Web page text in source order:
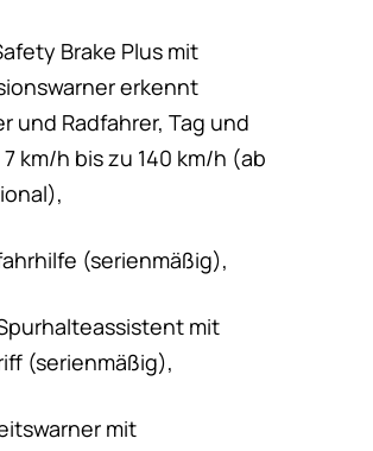
Brake Plus mit
erkennt
und Radfahrer, Tag und
km/h bis zu 140 km/h (ab
(serienmäßig),
mit
(serienmäßig),
mit